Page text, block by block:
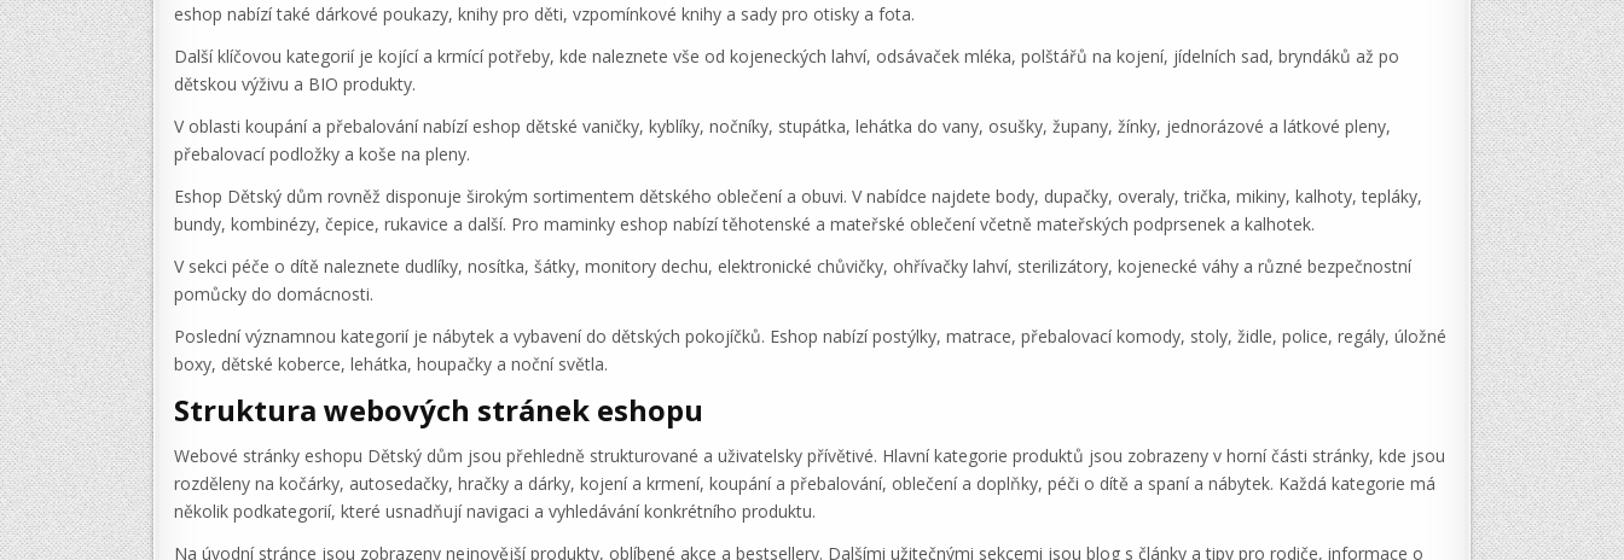
eshop nabízí také dárkové poukazy, knihy pro děti, vzpomínkové knihy a sady pro otisky a fota.
Další klíčovou kategorií je kojící a krmící potřeby, kde naleznete vše od kojeneckých lahví, odsávaček mléka, polštářů na kojení, jídelních sad, bryndáků až po
dětskou výživu a BIO produkty.
V oblasti koupání a přebalování nabízí eshop dětské vaničky, kyblíky, nočníky, stupátka, lehátka do vany, osušky, župany, žínky, jednorázové a látkové pleny,
přebalovací podložky a koše na pleny.
Eshop Dětský dům rovněž disponuje širokým sortimentem dětského oblečení a obuvi. V nabídce najdete body, dupačky, overaly, trička, mikiny, kalhoty, tepláky,
bundy, kombinézy, čepice, rukavice a další. Pro maminky eshop nabízí těhotenské a mateřské oblečení včetně mateřských podprsenek a kalhotek.
V sekci péče o dítě naleznete dudlíky, nosítka, šátky, monitory dechu, elektronické chůvičky, ohřívačky lahví, sterilizátory, kojenecké váhy a různé bezpečnostní
pomůcky do domácnosti.
Poslední významnou kategorií je nábytek a vybavení do dětských pokojíčků. Eshop nabízí postýlky, matrace, přebalovací komody, stoly, židle, police, regály, úložné
boxy, dětské koberce, lehátka, houpačky a noční světla.
Struktura webových stránek eshopu
Webové stránky eshopu Dětský dům jsou přehledně strukturované a uživatelsky přívětivé. Hlavní kategorie produktů jsou zobrazeny v horní části stránky, kde jsou
rozděleny na kočárky, autosedačky, hračky a dárky, kojení a krmení, koupání a přebalování, oblečení a doplňky, péči o dítě a spaní a nábytek. Každá kategorie má
několik podkategorií, které usnadňují navigaci a vyhledávání konkrétního produktu.
Na úvodní stránce jsou zobrazeny nejnovější produkty, oblíbené akce a bestsellery. Dalšími užitečnými sekcemi jsou blog s články a tipy pro rodiče, informace o